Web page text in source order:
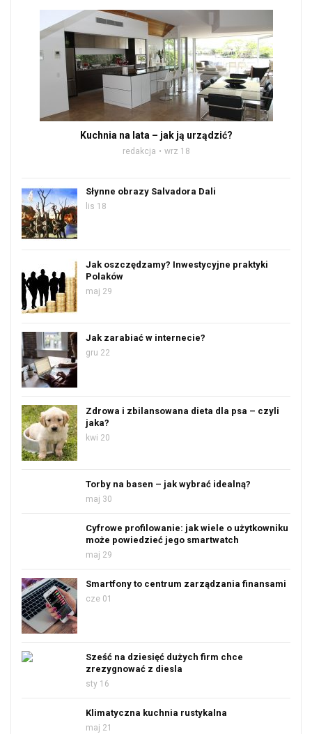
Kuchnia na lata – jak ją urządzić?
redakcja wrz 18
Słynne obrazy Salvadora Dali
lis 18
Jak oszczędzamy? Inwestycyjne praktyki
Polaków
maj 29
Jak zarabiać w internecie?
gru 22
Zdrowa i zbilansowana dieta dla psa – czyli
jaka?
kwi 20
Torby na basen – jak wybrać idealną?
maj 30
Cyfrowe profilowanie: jak wiele o użytkowniku
może powiedzieć jego smartwatch
maj 29
Smartfony to centrum zarządzania finansami
cze 01
Sześć na dziesięć dużych firm chce
zrezygnować z diesla
sty 16
Klimatyczna kuchnia rustykalna
maj 21